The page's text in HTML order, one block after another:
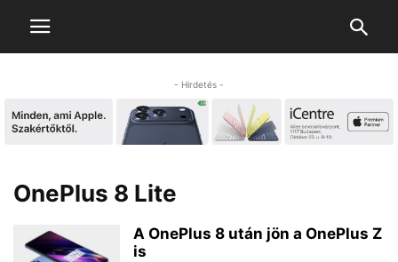
- Hirdetés -
OnePlus 8 Lite
A OnePlus 8 után jön a OnePlus Z
is